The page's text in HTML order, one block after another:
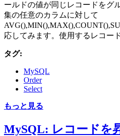
ールドの値が同じレコードをグ
集の任意のカラムに対して
応してみます。使用するレコー
タグ:
MySQL
Order
Select
もっと見る
MySQL: レコードを